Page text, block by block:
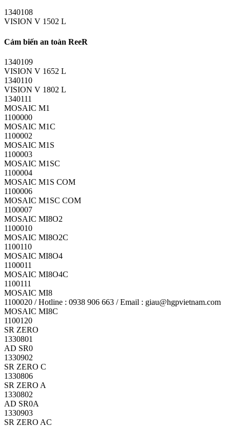
1340108
VISION V 1502 L
Cảm biến an toàn ReeR
1340109
VISION V 1652 L
1340110
VISION V 1802 L
1340111
MOSAIC M1
1100000
MOSAIC M1C
1100002
MOSAIC M1S
1100003
MOSAIC M1SC
1100004
MOSAIC M1S COM
1100006
MOSAIC M1SC COM
1100007
MOSAIC MI8O2
1100010
MOSAIC MI8O2C
1100110
MOSAIC MI8O4
1100011
MOSAIC MI8O4C
1100111
MOSAIC MI8
1100020 / Hotline : 0938 906 663 / Email : giau@hgpvietnam.com
MOSAIC MI8C
1100120
SR ZERO
1330801
AD SR0
1330902
SR ZERO C
1330806
SR ZERO A
1330802
AD SR0A
1330903
SR ZERO AC